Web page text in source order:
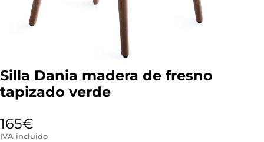
Silla Dania madera de fresno
tapizado verde
165€
IVA incluido